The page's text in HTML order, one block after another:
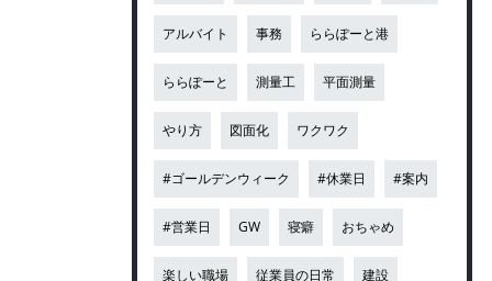
アルバイト 事務 ららぽーと港
ららぽーと 測量工 平面測量
やり方 図面化 ワクワク
#ゴールデンウィーク #休業日 #案内
#営業日 GW 寝癖 おちゃめ
楽しい職場 従業員の日常 建設